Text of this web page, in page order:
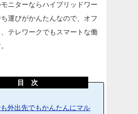
ニターならハイブリッドワー
運びがかんたんなので、オフ
テレワークでもスマートな働
目 次
外出先でもかんたんにマル